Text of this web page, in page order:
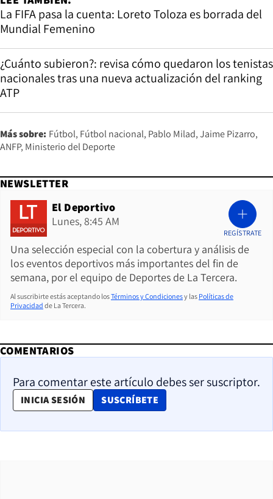
La FIFA pasa la cuenta: Loreto Toloza es borrada del
Mundial Femenino
¿Cuánto subieron?: revisa cómo quedaron los tenistas
nacionales tras una nueva actualización del ranking
ATP
Más sobre: Fútbol Fútbol nacional Pablo Milad Jaime Pizarro
ANFP Ministerio del Deporte
NEWSLETTER
El Deportivo
Lunes, 8:45 AM
Una selección especial con la cobertura y análisis de
los eventos deportivos más importantes del fin de
semana, por el equipo de Deportes de La Tercera.
REGÍSTRATE
Al suscribirte estás aceptando losTérminos y Condicionesy las Políticas de
Privacidad de La Tercera.
COMENTARIOS
Para comentar este artículo debes ser suscriptor.
INICIA SESIÓN SUSCRÍBETE
OPENS IN NEW WINDOW